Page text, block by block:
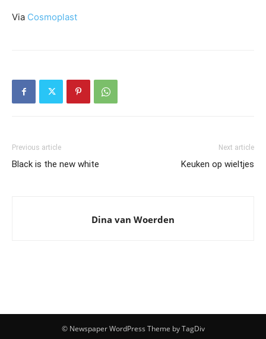
Via Cosmoplast
Previous article
Black is the new white
Next article
Keuken op wieltjes
Dina van Woerden
© Newspaper WordPress Theme by TagDiv